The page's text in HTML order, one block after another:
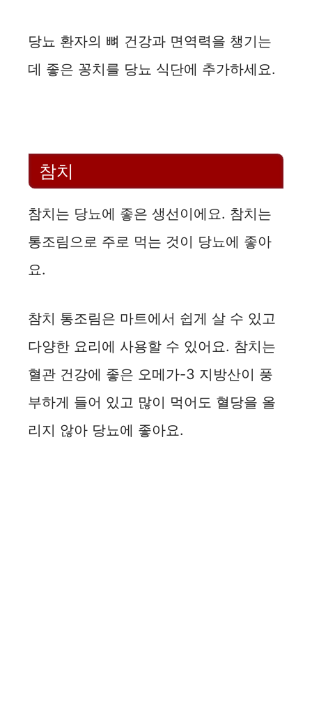
당뇨 환자의 뼈 건강과 면역력을 챙기는
데 좋은 꽁치를 당뇨 식단에 추가하세요.
참치
참치는 당뇨에 좋은 생선이에요. 참치는
통조림으로 주로 먹는 것이 당뇨에 좋아
요.
참치 통조림은 마트에서 쉽게 살 수 있고
다양한 요리에 사용할 수 있어요. 참치는
혈관 건강에 좋은 오메가-3 지방산이 풍
부하게 들어 있고 많이 먹어도 혈당을 올
리지 않아 당뇨에 좋아요.